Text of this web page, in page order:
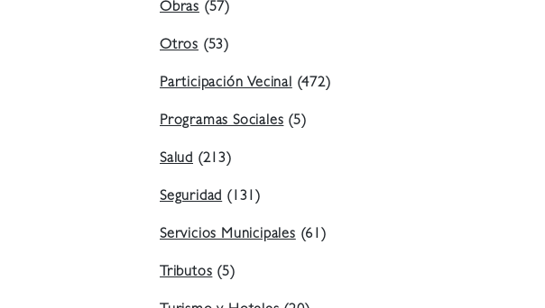
Obras (57)
Otros (53)
Participación Vecinal(472)
Programas Sociales(5)
Salud (213)
Seguridad(131)
Servicios Municipales(61)
Tributos(5)